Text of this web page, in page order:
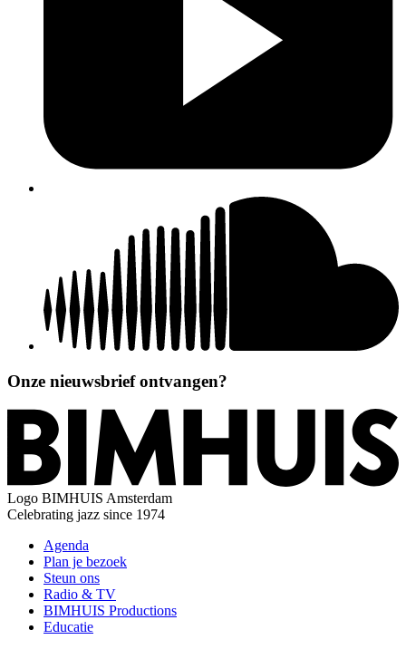
Onze nieuwsbrief ontvangen?
Logo BIMHUIS Amsterdam
Celebrating jazz since 1974
Agenda
Plan je bezoek
Steun ons
Radio & TV
BIMHUIS Productions
Educatie